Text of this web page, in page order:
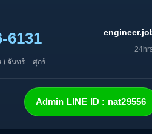
6131
จันทร์ – ศุกร์
Admin LINE ID : nat29556